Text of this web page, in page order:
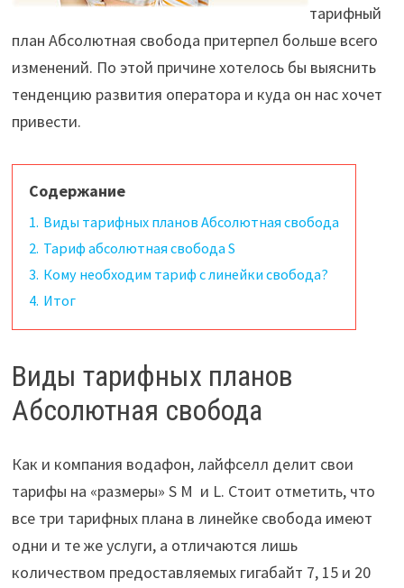
тарифный
план Абсолютная свобода притерпел больше всего
изменений. По этой причине хотелось бы выяснить
тенденцию развития оператора и куда он нас хочет
привести.
Содержание
1. Виды тарифных планов Абсолютная свобода
2. Тариф абсолютная свобода S
3. Кому необходим тариф с линейки свобода?
4. Итог
Виды тарифных планов
Абсолютная свобода
Как и компания водафон, лайфселл делит свои
тарифы на «размеры» S M и L. Стоит отметить, что
все три тарифных плана в линейке свобода имеют
одни и те же услуги, а отличаются лишь
количеством предоставляемых гигабайт 7, 15 и 20